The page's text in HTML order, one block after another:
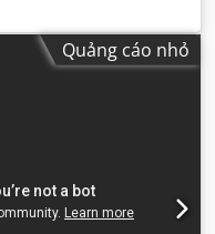
Quảng cáo nhỏ